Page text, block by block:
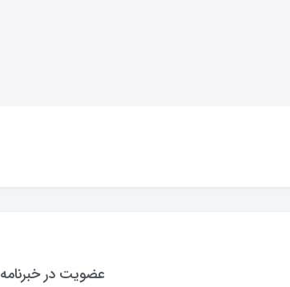
عضویت در خبرنامه